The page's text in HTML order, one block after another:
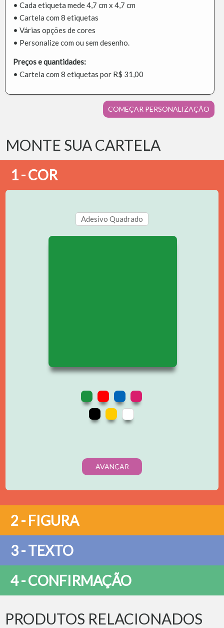
• Cada etiqueta mede 4,7 cm x 4,7 cm
• Cartela com 8 etiquetas
• Várias opções de cores
• Personalize com ou sem desenho.
Preços e quantidades:
• Cartela com 8 etiquetas por R$ 31,00
COMEÇAR PERSONALIZAÇÃO
MONTE SUA CARTELA
1 - COR
Adesivo Quadrado
AVANÇAR
2 - FIGURA
Adesivo Quadrado
3 - TEXTO
Adesivo Quadrado
4 - CONFIRMAÇÃO
PRODUTOS RELACIONADOS